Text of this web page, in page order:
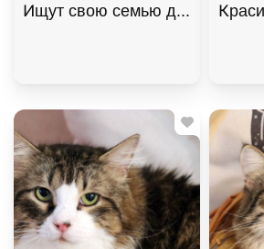
Ищут свою семью два